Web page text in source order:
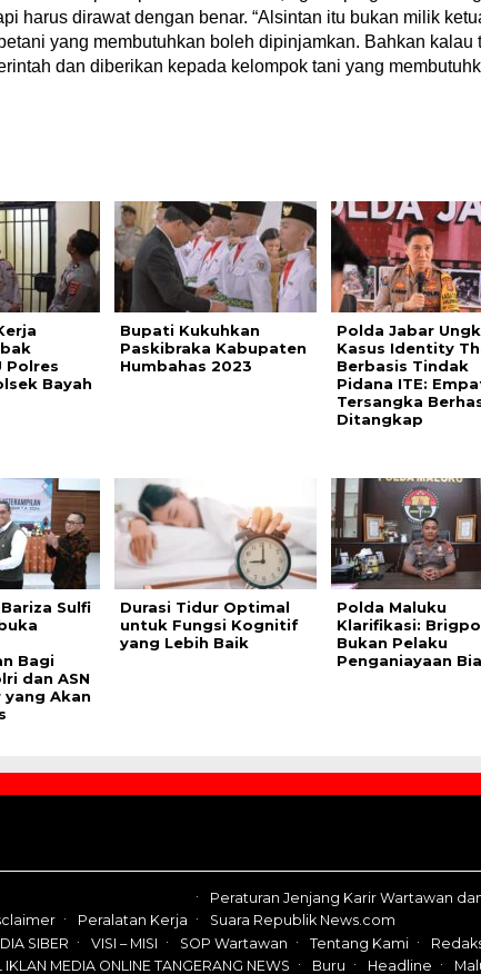
harus dirawat dengan benar. “Alsintan itu bukan milik
yang membutuhkan boleh dipinjamkan. Bahkan kalau
dan diberikan kepada kelompok tani yang
Polres
Bayah
Bupati Kukuhkan
Paskibraka Kabupaten
Humbahas 2023
Polda Jabar
Kasus Identity
Berbasis Tindak
Pidana ITE:
Tersangka
Ditangkap
Sulfi
Bagi
dan ASN
yang Akan
Durasi Tidur Optimal
untuk Fungsi Kognitif
yang Lebih Baik
Polda Maluku
Klarifikasi:
Bukan Pelaku
Penganiayaan
Peralatan Kerja
Peraturan Jenjang Karir Wartawan
Suara Republik News.com
SIBER
VISI – MISI SOP Wartawan Tentang Kami
MEDIA ONLINE TANGERANG NEWS
Buru Headline